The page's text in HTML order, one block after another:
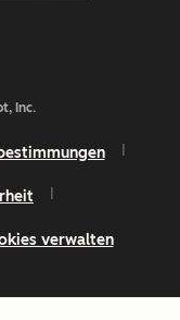
Inc.
verwalten